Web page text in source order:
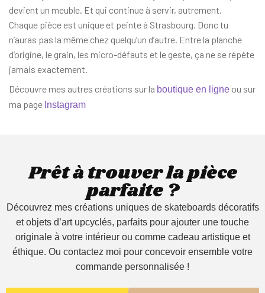
devient un meuble. Et qui continue à servir, autrement.
Chaque pièce est unique et peinte à Strasbourg. Donc tu
n’auras pas la même chez quelqu’un d’autre. Entre la planche
d’origine, le grain, les micro-défauts et le geste, ça ne se répète
jamais exactement.
Découvre mes autres créations sur la boutique en ligne ou sur
ma page Instagram
Prêt à trouver la pièce
parfaite ?
Découvrez mes créations uniques de skateboards décoratifs
et objets d’art upcyclés, parfaits pour ajouter une touche
originale à votre intérieur ou comme cadeau artistique et
éthique. Ou contactez moi pour concevoir ensemble votre
commande personnalisée !